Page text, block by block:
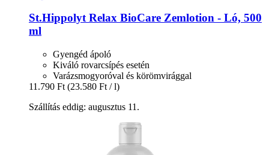
St.HippolytRelax BioCare Zemlotion -​ Ló, 500
ml
Gyengéd ápoló
Kiváló rovarcsípés esetén
Varázsmogyoróval és körömvirággal
11.790 Ft (23.580 Ft / l)
Szállítás eddig: augusztus 11.